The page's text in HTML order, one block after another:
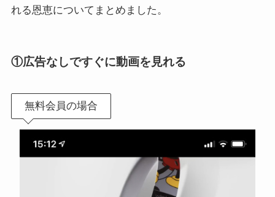
れる恩恵についてまとめました。
①広告なしですぐに動画を見れる
無料会員の場合